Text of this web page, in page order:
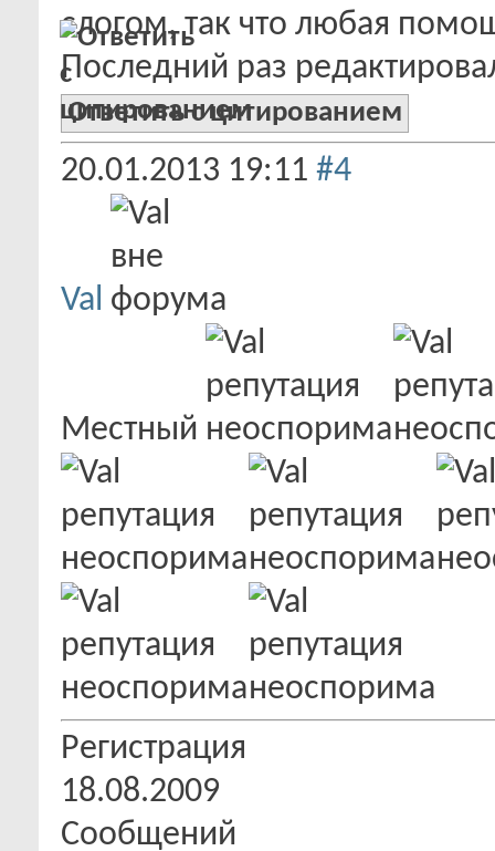
слогом, так что любая
Последний раз
Ответить с цитированием
20.01.2013 19:11 #4
Val
Местный
Регистрация
18.08.2009
Сообщений